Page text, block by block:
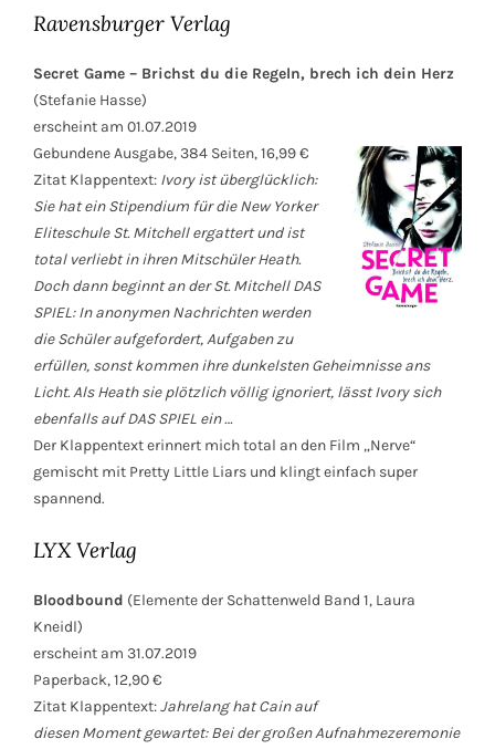
Ravensburger Verlag
Secret Game – Brichst du die Regeln, brech ich dein Herz
(Stefanie Hasse)
erscheint am 01.07.2019
Gebundene Ausgabe, 384 Seiten, 16,99 €
Zitat Klappentext: Ivory ist überglücklich:
Sie hat ein Stipendium für die New Yorker
Eliteschule St. Mitchell ergattert und ist
total verliebt in ihren Mitschüler Heath.
Doch dann beginnt an der St. Mitchell DAS
SPIEL: In anonymen Nachrichten werden
die Schüler aufgefordert, Aufgaben zu
erfüllen, sonst kommen ihre dunkelsten Geheimnisse ans
Licht. Als Heath sie plötzlich völlig ignoriert, lässt Ivory sich
ebenfalls auf DAS SPIEL ein …
Der Klappentext erinnert mich total an den Film „Nerve“
gemischt mit Pretty Little Liars und klingt einfach super
spannend.
LYX Verlag
Bloodbound (Elemente der Schattenweld Band 1, Laura
Kneidl)
erscheint am 31.07.2019
Paperback, 12,90 €
Zitat Klappentext:Jahrelang hat Cain auf
diesen Moment gewartet: Bei der großen Aufnahmezeremonie